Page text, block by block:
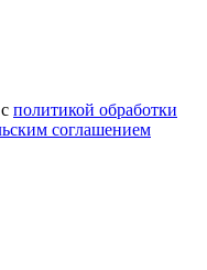
политикой обработки
соглашением